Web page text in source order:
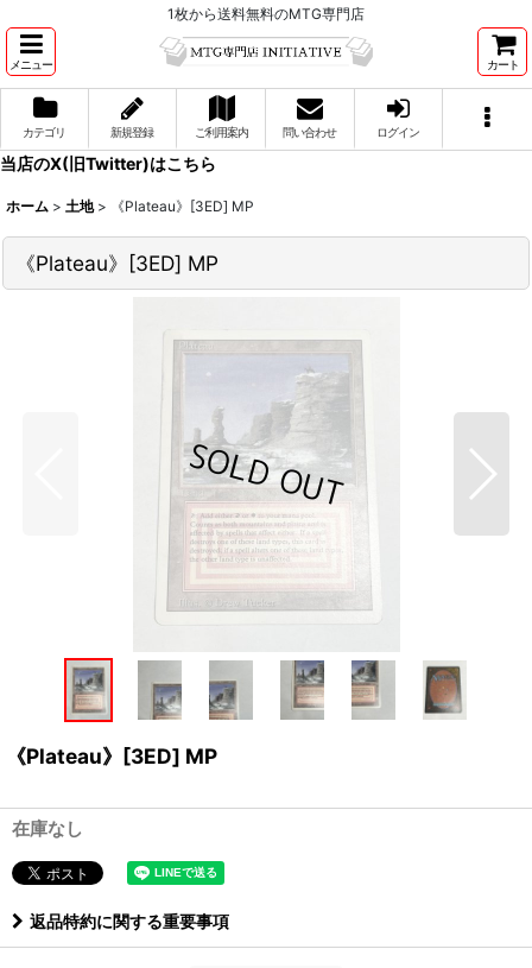
1枚から送料無料のMTG専門店
メニュー カート
カテゴリ 新規登録 ご利用案内 問い合わせ ログイン
当店のX(旧Twitter)はこちら
ホーム > 土地 > 《Plateau》[3ED] MP
《Plateau》[3ED] MP
《Plateau》[3ED] MP
在庫なし
返品特約に関する重要事項